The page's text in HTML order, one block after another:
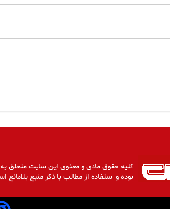
کلیه حقوق مادی و معنوی این سایت متعلق
بوده و استفاده از مطالب با ذکر منبع بلامانع